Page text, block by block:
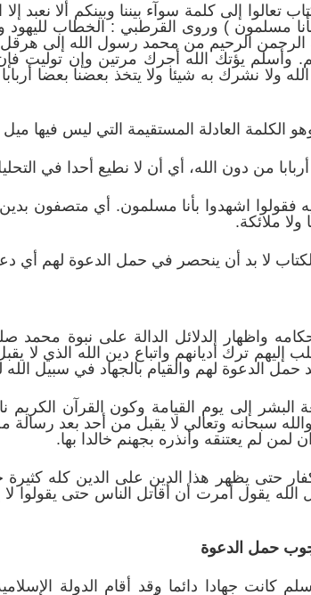
تعالوا إلى كلمة سوآء بيننا وبينكم ألا نعبد
بأنا مسلمون ) وروى القرطبي : الخطاب
الرحيم من محمد رسول الله إلى
وأسلم يؤتك الله أجرك مرتين وإن توليت فإن
الله ولا نشرك به شيئا ولا يتخذ بعضنا بعضا
الكلمة العادلة المستقيمة التي ليس فيها
من دون الله، أي أن لا نطيع أحدا في
فقولوا اشهدوا بأنا مسلمون. أي متصفون
ملائكة.
لا بد أن ينحصر في حمل الدعوة لهم أي
واظهار الدلائل الدالة على نبوة محمد
ترك أديانهم واتباع دين الله الذي لا
الدعوة لهم والقيام بالجهاد في سبيل
البشر إلى يوم القيامة وكون القرآن
سبحانه وتعالى لا يقبل من أحد بعد رسالة
لم يعتنقه وأنذره بجهنم خالدا بها.
الكفار حتى يظهر هذا الدين على الدين كله
الله يقول أمرت أن أقاتل الناس حتى يقولوا
حمل الدعوة
كانت جهادا دائما وقد أقام الدولة